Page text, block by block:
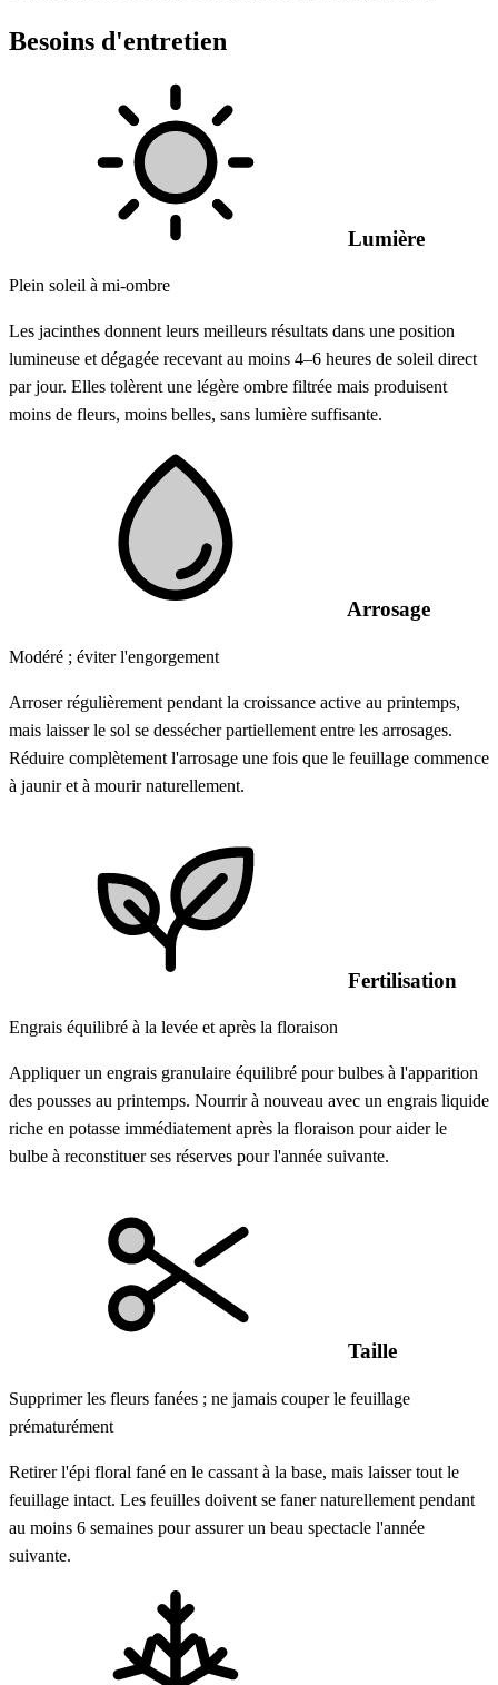
Besoins d'entretien
Lumière
Plein soleil à mi-ombre
Les jacinthes donnent leurs meilleurs résultats dans une position
lumineuse et dégagée recevant au moins 4–6 heures de soleil direct
par jour. Elles tolèrent une légère ombre filtrée mais produisent
moins de fleurs, moins belles, sans lumière suffisante.
Arrosage
Modéré ; éviter l'engorgement
Arroser régulièrement pendant la croissance active au printemps,
mais laisser le sol se dessécher partiellement entre les arrosages.
Réduire complètement l'arrosage une fois que le feuillage commence
à jaunir et à mourir naturellement.
Fertilisation
Engrais équilibré à la levée et après la floraison
Appliquer un engrais granulaire équilibré pour bulbes à l'apparition
des pousses au printemps. Nourrir à nouveau avec un engrais liquide
riche en potasse immédiatement après la floraison pour aider le
bulbe à reconstituer ses réserves pour l'année suivante.
Taille
Supprimer les fleurs fanées ; ne jamais couper le feuillage
prématurément
Retirer l'épi floral fané en le cassant à la base, mais laisser tout le
feuillage intact. Les feuilles doivent se faner naturellement pendant
au moins 6 semaines pour assurer un beau spectacle l'année
suivante.